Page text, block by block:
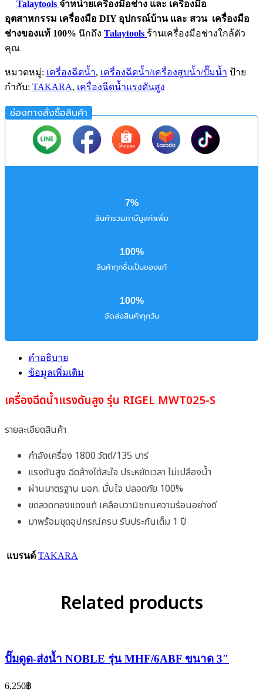
Talaytools จำหน่ายเครื่องมือช่าง และ เครื่องมือ
อุตสาหกรรม เครื่องมือ DIY อุปกรณ์บ้าน และ สวน เครื่องมือ
ช่างของแท้ 100% นึกถึง Talaytools ร้านเครื่องมือช่างใกล้ตัว
คุณ
หมวดหมู่: เครื่องฉีดน้ำ, เครื่องฉีดน้ำ/เครื่องสูบน้ำ/ปั๊มน้ำ ป้าย
กำกับ: TAKARA, เครื่องฉีดน้ำแรงดันสูง
ช่องทางสั่งซื้อสินค้า
7%
สินค้ารวมภาษีมูลค่าเพิ่ม
100%
สินค้าทุกชิ้นเป็นของแท้
100%
จัดส่งสินค้าทุกวัน
คำอธิบาย
ข้อมูลเพิ่มเติม
เครื่องฉีดน้ำแรงดันสูง รุ่น RIGEL MWT025-S
รายละเอียดสินค้า
กำลังเครื่อง 1800 วัตต์/135 บาร์
แรงดันสูง ฉีดล้างได้สะใจ ประหยัดเวลา ไม่เปลืองน้ำ
ผ่านมาตรฐาน มอก. มั่นใจ ปลอดภัย 100%
ขดลวดทองแดงแท้ เคลือบวานิชทนความร้อนอย่างดี
มาพร้อมชุดอุปกรณ์ครบ รับประกันเต็ม 1 ปี
แบรนด์ TAKARA
Related products
ปั๊มดูด-ส่งน้ำ NOBLE รุ่น MHF/6ABF ขนาด 3″
6,250฿